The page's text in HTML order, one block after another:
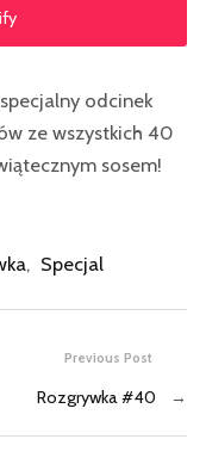
odcinek
ze wszystkich 40
sosem!
, Specjal
Previous Post
Rozgrywka #40 →